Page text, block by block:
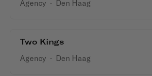
Agency · Den Haag
Two Kings
Agency · Den Haag